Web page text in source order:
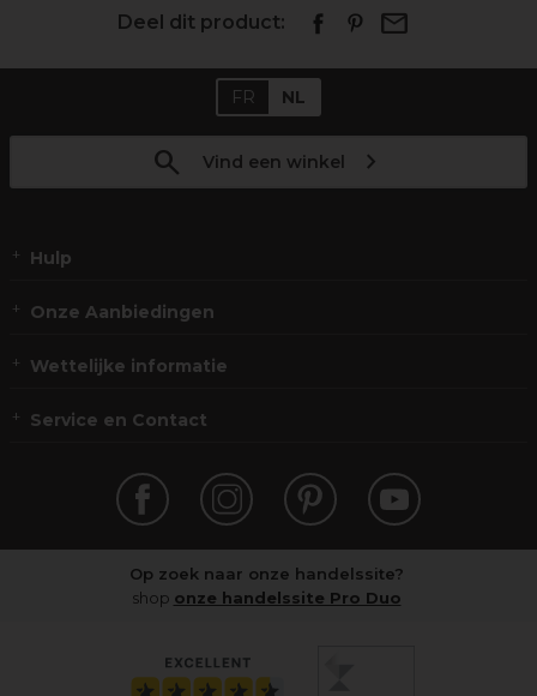
Deel dit product:
FR NL
Vind een winkel
Hulp
Onze Aanbiedingen
Wettelijke informatie
Service en Contact
Op zoek naar onze handelssite?
shop onze handelssite Pro Duo